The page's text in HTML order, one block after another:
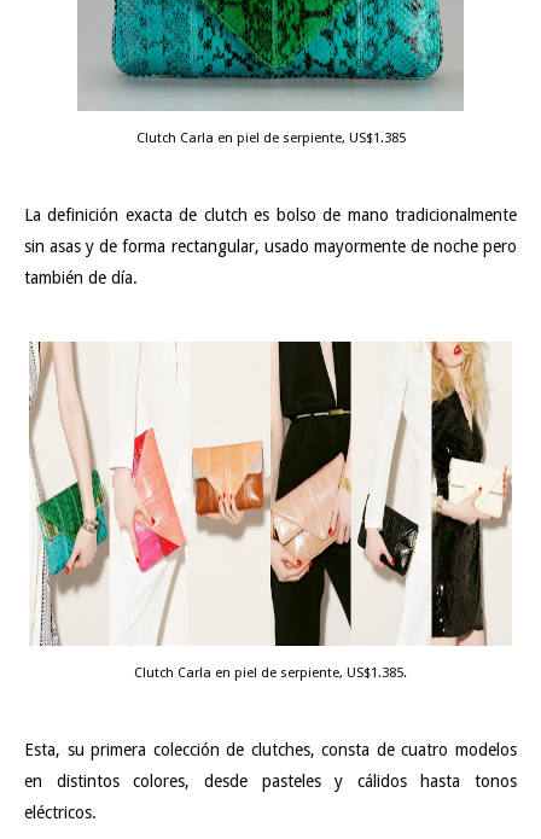
Clutch Carla en piel de serpiente, US$1.385
La definición exacta de clutch es bolso de mano tradicionalmente
sin asas y de forma rectangular, usado mayormente de noche pero
también de día.
Clutch Carla en piel de serpiente, US$1.385.
Esta, su primera colección de clutches, consta de cuatro modelos
en distintos colores, desde pasteles y cálidos hasta tonos
eléctricos.